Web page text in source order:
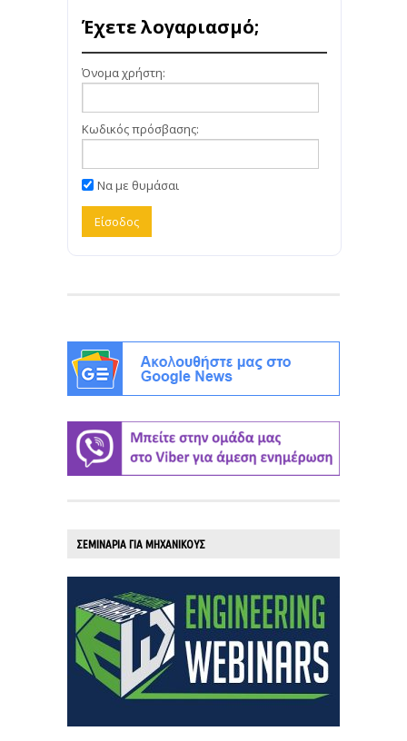
Έχετε λογαριασμό;
Όνομα χρήστη:
Κωδικός πρόσβασης:
Να με θυμάσαι
ΣΕΜΙΝΑΡΙΑ ΓΙΑ ΜΗΧΑΝΙΚΟΥΣ